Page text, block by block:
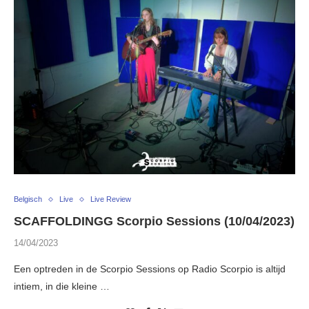
Belgisch Live Live Review
SCAFFOLDINGG Scorpio Sessions (10/04/2023)
14/04/2023
Een optreden in de Scorpio Sessions op Radio Scorpio is altijd
intiem, in die kleine …